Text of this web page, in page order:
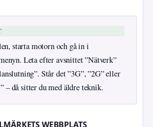
starta motorn och gå in i
Leta efter avsnittet ”Nätverk”
Står det ”3G”, ”2G” eller
– då sitter du med äldre teknik.
WEBBPLATS